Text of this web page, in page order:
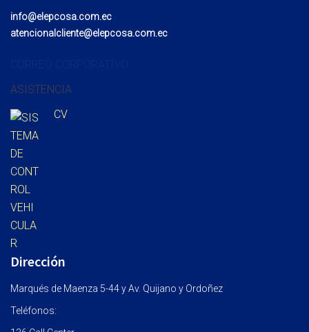
info@elepcosa.com.ec
atencionalcliente@elepcosa.com.ec
ASISTENCIA
CV
Dirección
Marqués de Maenza 5-44 y Av. Quijano y Ordoñez
Teléfonos: